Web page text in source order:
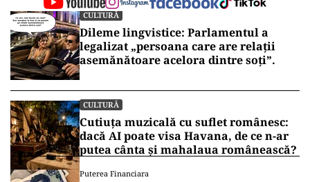
CULTURĂ
Dileme lingvistice: Parlamentul a
legalizat „persoana care are relații
asemănătoare acelora dintre soți”.
CULTURĂ
Cutiuța muzicală cu suflet românesc:
dacă AI poate visa Havana, de ce n-ar
putea cânta și mahalaua românească?
Puterea Financiara